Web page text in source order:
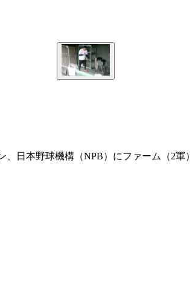
日本野球機構（NPB）にファーム（2軍）